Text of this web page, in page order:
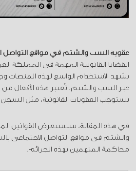
عقوبة السب والشتم في مواقع التواصل
القضايا القانونية المهمة في المملكة
يشهد الاستخدام الواسع لهذه المنصات
عبر السب والشتم. تُعتبر هذه الأفعال من
تستوجب العقوبات القانونية، مثل السجن
في هذه المقالة، سنستعرض القوانين
والشتم في مواقع التواصل الاجتماعي
محاكمة المتهمين بهذه الجرائم.